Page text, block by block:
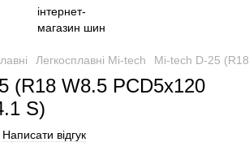
Легкосплавні Mi-tech Mi-tech D-25
(R18 W8.5 PCD5x120
S)
Написати відгук